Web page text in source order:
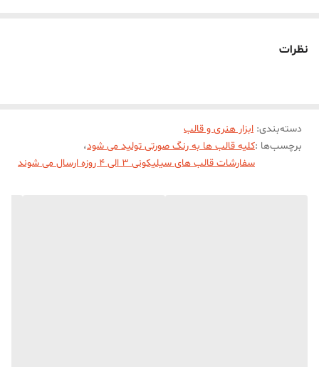
نظرات
دسته‌بندی: ابزار هنری و قالب
برچسب‌ها :کلیه قالب ها به رنگ صورتی تولید می شود،
سفارشات قالب های سیلیکونی 3 الی 4 روزه ارسال می شوند